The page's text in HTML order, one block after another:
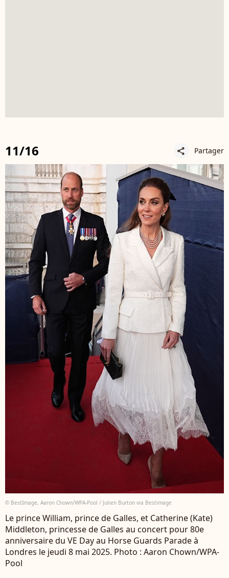
11/16 share Partager
© BestImage, Aaron Chown/WPA-Pool / Julien Burton via Bestimage
Le prince William, prince de Galles, et Catherine (Kate)
Middleton, princesse de Galles au concert pour 80e
anniversaire du VE Day au Horse Guards Parade à
Londres le jeudi 8 mai 2025. Photo : Aaron Chown/WPA-
Pool